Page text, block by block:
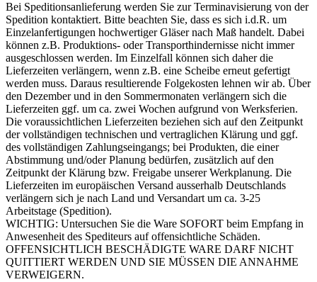
Bei Speditionsanlieferung werden Sie zur Terminavisierung von der
Spedition kontaktiert. Bitte beachten Sie, dass es sich i.d.R. um
Einzelanfertigungen hochwertiger Gläser nach Maß handelt. Dabei
können z.B. Produktions- oder Transporthindernisse nicht immer
ausgeschlossen werden. Im Einzelfall können sich daher die
Lieferzeiten verlängern, wenn z.B. eine Scheibe erneut gefertigt
werden muss. Daraus resultierende Folgekosten lehnen wir ab. Über
den Dezember und in den Sommermonaten verlängern sich die
Lieferzeiten ggf. um ca. zwei Wochen aufgrund von Werksferien.
Die voraussichtlichen Lieferzeiten beziehen sich auf den Zeitpunkt
der vollständigen technischen und vertraglichen Klärung und ggf.
des vollständigen Zahlungseingangs; bei Produkten, die einer
Abstimmung und/oder Planung bedürfen, zusätzlich auf den
Zeitpunkt der Klärung bzw. Freigabe unserer Werkplanung. Die
Lieferzeiten im europäischen Versand ausserhalb Deutschlands
verlängern sich je nach Land und Versandart um ca. 3-25
Arbeitstage (Spedition).
WICHTIG: Untersuchen Sie die Ware SOFORT beim Empfang in
Anwesenheit des Spediteurs auf offensichtliche Schäden.
OFFENSICHTLICH BESCHÄDIGTE WARE DARF NICHT
QUITTIERT WERDEN UND SIE MÜSSEN DIE ANNAHME
VERWEIGERN.